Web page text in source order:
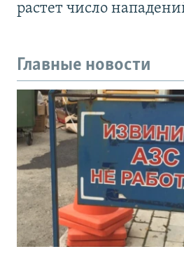
растет число
Главные новости